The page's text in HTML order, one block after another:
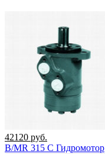
42120 руб.
B/MR 315 C Гидромотор